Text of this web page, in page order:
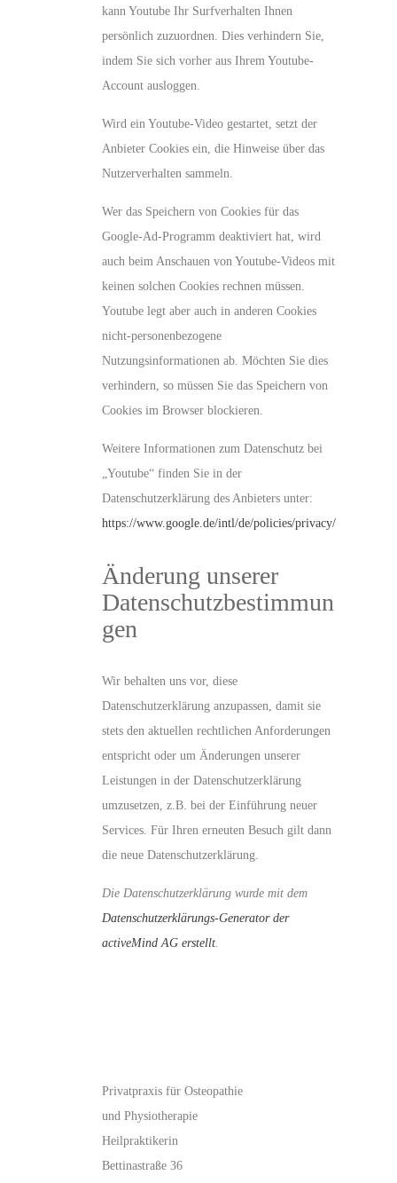
kann Youtube Ihr Surfverhalten Ihnen
persönlich zuzuordnen. Dies verhindern Sie,
indem Sie sich vorher aus Ihrem Youtube-
Account ausloggen.
Wird ein Youtube-Video gestartet, setzt der
Anbieter Cookies ein, die Hinweise über das
Nutzerverhalten sammeln.
Wer das Speichern von Cookies für das
Google-Ad-Programm deaktiviert hat, wird
auch beim Anschauen von Youtube-Videos mit
keinen solchen Cookies rechnen müssen.
Youtube legt aber auch in anderen Cookies
nicht-personenbezogene
Nutzungsinformationen ab. Möchten Sie dies
verhindern, so müssen Sie das Speichern von
Cookies im Browser blockieren.
Weitere Informationen zum Datenschutz bei
„Youtube“ finden Sie in der
Datenschutzerklärung des Anbieters unter:
https://www.google.de/intl/de/policies/privacy/
Änderung unserer
Datenschutzbestimmun
gen
Wir behalten uns vor, diese
Datenschutzerklärung anzupassen, damit sie
stets den aktuellen rechtlichen Anforderungen
entspricht oder um Änderungen unserer
Leistungen in der Datenschutzerklärung
umzusetzen, z.B. bei der Einführung neuer
Services. Für Ihren erneuten Besuch gilt dann
die neue Datenschutzerklärung.
Die Datenschutzerklärung wurde mit dem
Datenschutzerklärungs-Generator der
activeMind AG erstellt
Privatpraxis für Osteopathie
und Physiotherapie
Heilpraktikerin
Bettinastraße 36